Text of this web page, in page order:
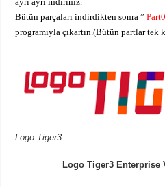
Bütün parçaları indirdikten sonra ”
programıyla çıkartın.(Bütün partlar tek
Logo Tiger3
Logo Tiger3 Enterprise